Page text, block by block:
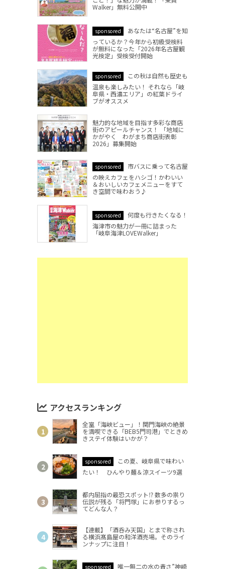
Walker」無料公開中
sponsored
あなたは“名古屋”を知
っているか？今年から初級受検料
が無料になった「2026年名古屋観
光検定」受検受付開始
sponsored
この秋は自然も歴史も
温泉も楽しみたい！ それなら「岐
阜県・西濃エリア」の紅葉ドライ
ブがオススメ
魅力的な地域を目指す多彩な商店
街のアピールチャンス！ 「地域に
かがやく わがまち商店街表彰
2026」募集開始
sponsored
市バスに乗って名古屋
の映えカフェをハシゴ！かわいい
＆おいしいカフェメニューをすて
き空間で味わおう♪
sponsored
何度も行きたくなる！
海津市の魅力が一冊に詰まった
「岐阜海津LOVEWalker」
アクセスランキング
全室「海峡ビュー」！関門海峡の絶景
を満喫できる「BEB5門司港」でときめ
きステイ体験はいかが？
sponsored
この夏、岐阜県で味わい
たい！ ひんやり麺＆涼スイーツ9選
都内屈指の最恐スポット⁉ 数多の祟り
伝説が残る「将門塚」にお参りするっ
てどんな人？
【連載】「酒呑み天国」とまで称され
る横浜髙島屋の和洋酒売場。そのライ
ンナップに注目！
sponsored
唯一無二の水の青さ”神崎